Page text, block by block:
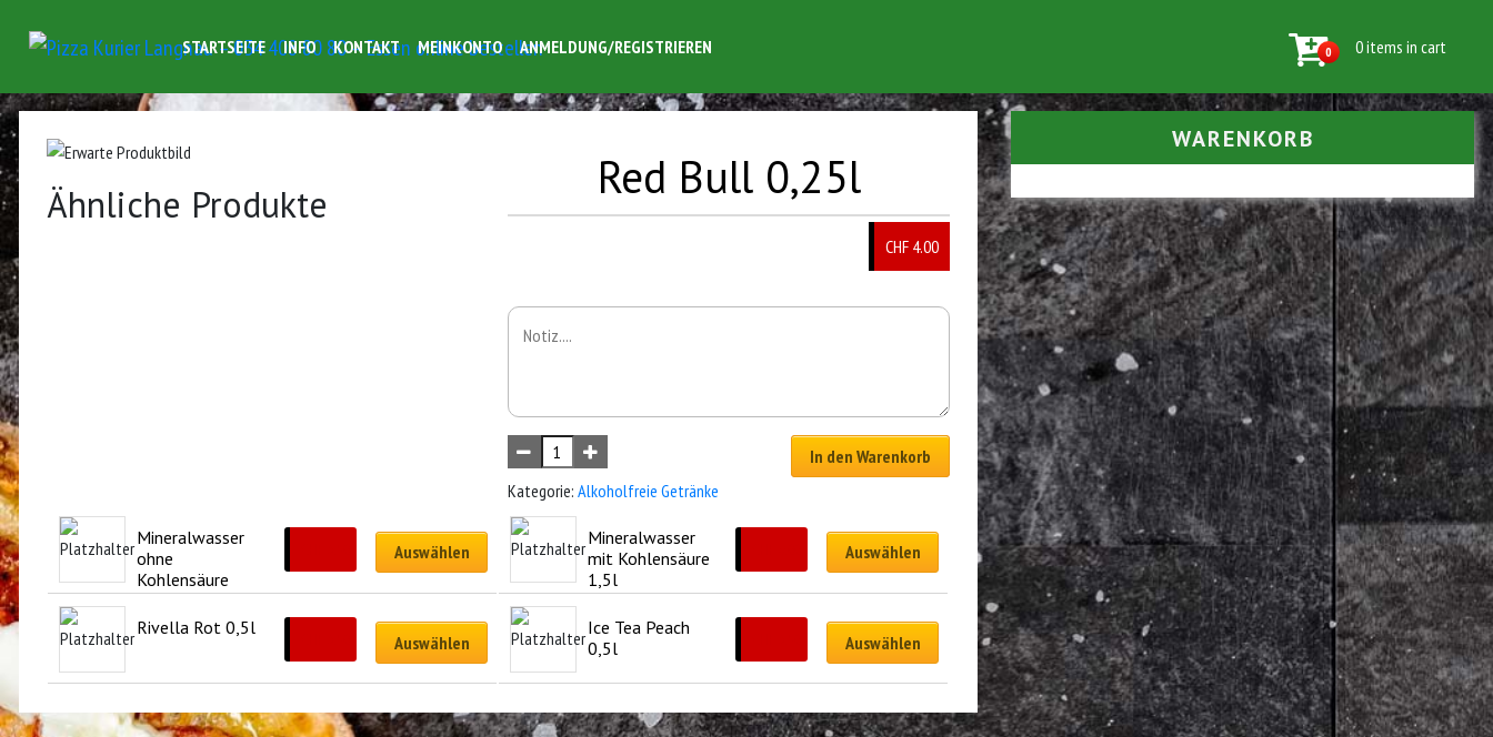
STARTSEITE INFO KONTAKT MEINKONTO ANMELDUNG/REGISTRIEREN 0 0 items in cart
Red Bull 0,25l
CHF 4.00
In den Warenkorb
Kategorie: Alkoholfreie Getränke
Ähnliche Produkte
Mineralwasser
ohne
Kohlensäure
0,5l
Auswählen
Mineralwasser
mit Kohlensäure
1,5l
Auswählen
Rivella Rot 0,5l
Auswählen
Ice Tea Peach
0,5l
Auswählen
WARENKORB